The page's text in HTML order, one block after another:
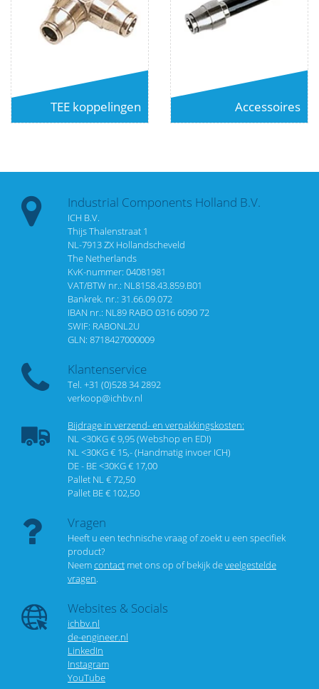
TEE koppelingen Accessoires
Industrial Components Holland B.V.
ICH B.V.
Thijs Thalenstraat 1
NL-7913 ZX Hollandscheveld
The Netherlands
KvK-nummer: 04081981
VAT/BTW nr.: NL8158.43.859.B01
Bankrek. nr.: 31.66.09.072
IBAN nr.: NL89 RABO 0316 6090 72
SWIF: RABONL2U
GLN: 8718427000009
Klantenservice
Tel. +31 (0)528 34 2892
verkoop@ichbv.nl
Bijdrage in verzend- en verpakkingskosten:
NL <30KG € 9,95 (Webshop en EDI)
NL <30KG € 15,- (Handmatig invoer ICH)
DE - BE <30KG € 17,00
Pallet NL € 72,50
Pallet BE € 102,50
Vragen
Heeft u een technische vraag of zoekt u een specifiek
product?
Neemcontact met ons op of bekijk deveelgestelde
vragen.
Websites & Socials
ichbv.nl
de-engineer.nl
LinkedIn
Instagram
YouTube